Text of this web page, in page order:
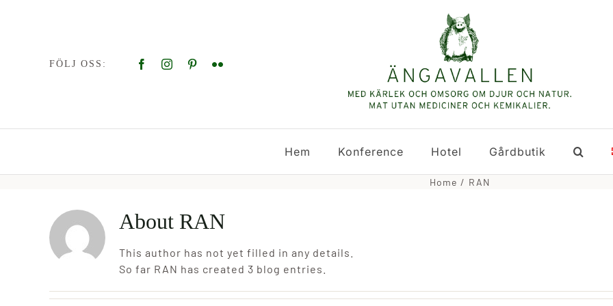
FÖLJ OSS:
Hem Konference Hotel Gårdbutik
Home RAN
About RAN
This author has not yet filled in any details.
So far RAN has created 3 blog entries.